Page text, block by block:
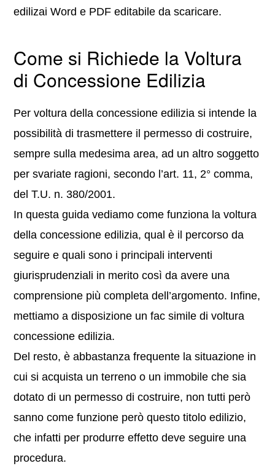
edilizai Word e PDF editabile da scaricare.
Come si Richiede la Voltura
di Concessione Edilizia
Per voltura della concessione edilizia si intende la
possibilità di trasmettere il permesso di costruire,
sempre sulla medesima area, ad un altro soggetto
per svariate ragioni, secondo l’art. 11, 2° comma,
del T.U. n. 380/2001.
In questa guida vediamo come funziona la voltura
della concessione edilizia, qual è il percorso da
seguire e quali sono i principali interventi
giurisprudenziali in merito così da avere una
comprensione più completa dell’argomento. Infine,
mettiamo a disposizione un fac simile di voltura
concessione edilizia.
Del resto, è abbastanza frequente la situazione in
cui si acquista un terreno o un immobile che sia
dotato di un permesso di costruire, non tutti però
sanno come funzione però questo titolo edilizio,
che infatti per produrre effetto deve seguire una
procedura.